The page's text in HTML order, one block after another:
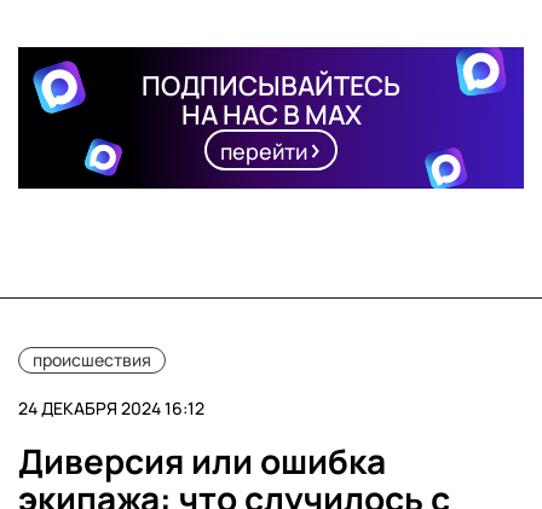
ПОДПИСЫВАЙТЕСЬ
НА НАС В MAX
перейти
происшествия
24 ДЕКАБРЯ 2024 16:12
Диверсия или ошибка
экипажа: что случилось с